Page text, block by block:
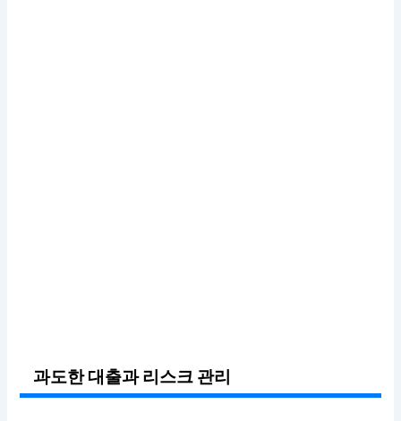
과도한 대출과 리스크 관리